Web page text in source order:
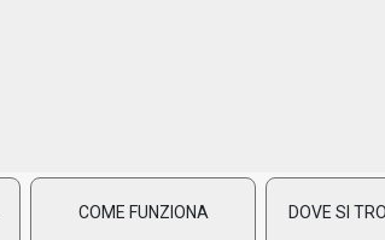
COME FUNZIONA DOVE SI